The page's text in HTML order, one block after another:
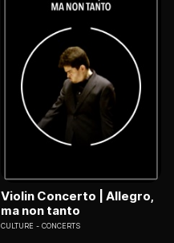
Violin Concerto | Allegro,
ma non tanto
CULTURE CONCERTS